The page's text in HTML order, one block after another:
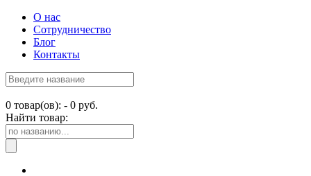
О нас
Сотрудничество
Блог
Контакты
0 товар(ов): - 0 руб.
Найти товар: